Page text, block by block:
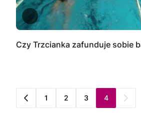
Czy Trzcianka zafunduje sobie
1 2 3 4